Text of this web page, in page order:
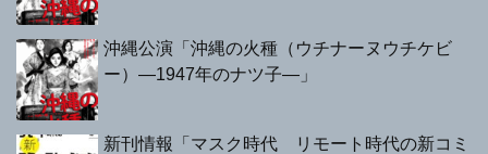
沖縄公演「沖縄の火種（ウチナーヌウチケビ
ー）—1947年のナツ子—」
新刊情報「マスク時代 リモート時代の新コミ